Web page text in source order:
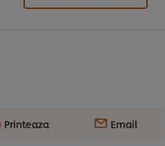
Printeaza Email